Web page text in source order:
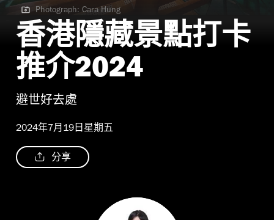
Photograph: Cara Hung
Photograph: Cara Hung
香港隱藏景點打卡
推介2024
避世好去處
2024年7月19日星期五
分享